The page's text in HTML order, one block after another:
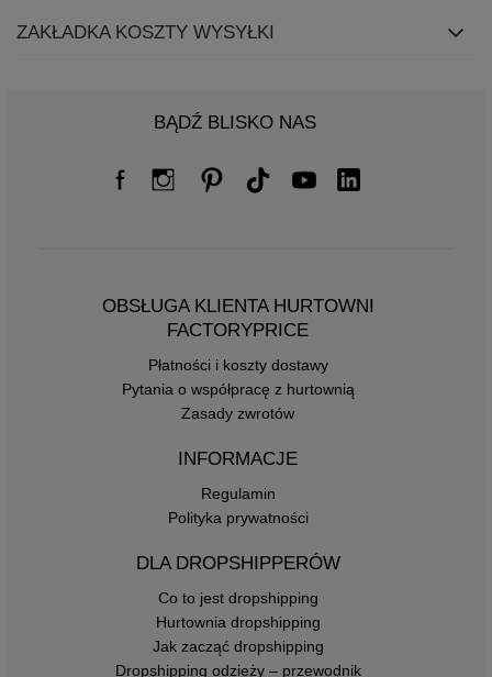
ZAKŁADKA KOSZTY WYSYŁKI
BĄDŹ BLISKO NAS
OBSŁUGA KLIENTA HURTOWNI
FACTORYPRICE
Płatności i koszty dostawy
Pytania o współpracę z hurtownią
Zasady zwrotów
INFORMACJE
Regulamin
Polityka prywatności
DLA DROPSHIPPERÓW
Co to jest dropshipping
Hurtownia dropshipping
Jak zacząć dropshipping
Dropshipping odzieży – przewodnik